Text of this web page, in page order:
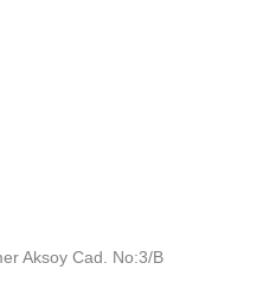
Aksoy Cad. No:3/B